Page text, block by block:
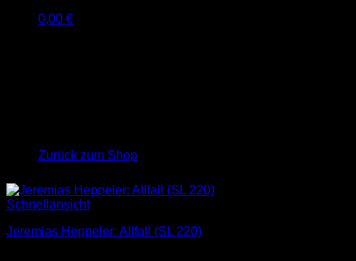
0,00 €
Zurück zum Shop
Schnellansicht
Jeremias Heppeler: Allfall (SL 220)